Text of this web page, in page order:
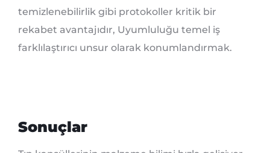
temizlenebilirlik gibi protokoller kritik bir
rekabet avantajıdır, Uyumluluğu temel iş
farklılaştırıcı unsur olarak konumlandırmak.
Sonuçlar